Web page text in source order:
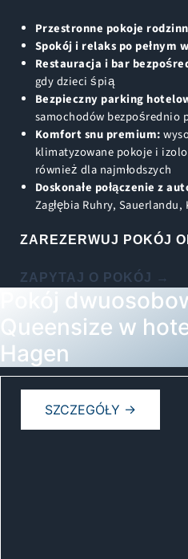
Przestronne pokoje
Spokój i relaks po pełnym
Restauracja i bar
gdy dzieci śpią
Bezpieczny parking
samochodów bezpośrednio
Komfort snu premium:
klimatyzowane pokoje i
również dla najmłodszych
Doskonałe połączenie z
Zagłębia Ruhry,
ZAREZERWUJ POKÓJ
ZAPYTAJ O POKÓJ →
Pokój
Queensize w
Hagen
SZCZEGÓŁY →